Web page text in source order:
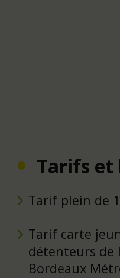
Tarifs
Tarif plein de
Tarif carte
détenteurs de
Bordeaux